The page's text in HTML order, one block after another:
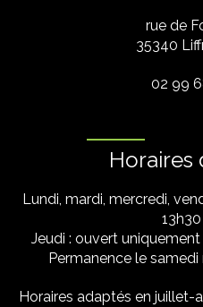
rue de
35340
02 99
Horaires
Lundi, mardi, mercredi,
Jeudi : ouvert
Permanence le
Horaires adaptés en juillet-